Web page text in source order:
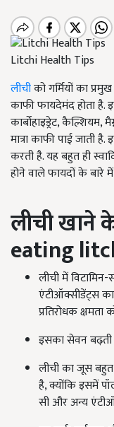
Litchi Health Tips
लीचीको गर्मियों का
काफी फायदेमंद होता है.
कार्बोहाइड्रेट,
मात्रा काफी पाई जाती
करती है. यह बहुत ही
होने वाले फायदों के बारे
लीची खाने
eating
लीची में विटामिन-
एंटीऑक्सीडेंट्स का
प्रतिरोधक क्षमता
इसका सेवन
लीची का जूस
है, क्योंकि इसमें
सी और अन्य